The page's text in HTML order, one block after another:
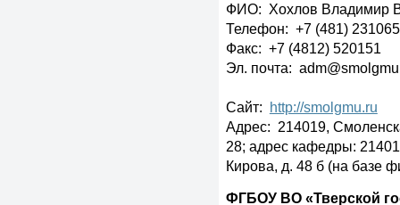
ФИО: Хохлов Владимир
Телефон: +7 (481)
Факс: +7 (4812) 520151
Эл. почта:
Сайт: http://smolgmu.ru
Адрес: 214019,
28; адрес кафедры:
Кирова, д. 48 б (на
ФГБОУ ВО «Тверской